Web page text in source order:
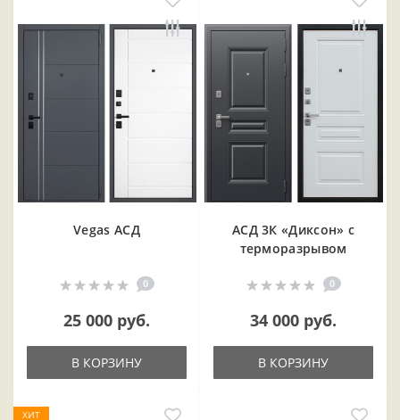
Vegas АСД
0
25 000 руб.
В КОРЗИНУ
АСД 3К «Диксон» с
терморазрывом
0
34 000 руб.
В КОРЗИНУ
ХИТ